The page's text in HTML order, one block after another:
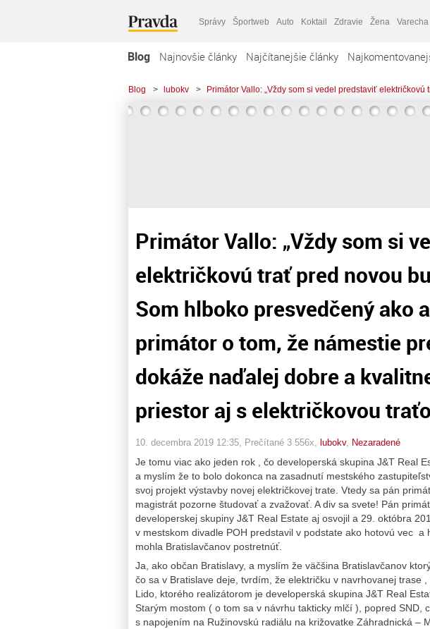
Správy Športweb Auto Koktail Zdravie Žena Varecha
Blog Najnovšie články Najčítanejšie články
Blog > lubokv > Primátor Vallo: „Vždy som si vedel predstaviť
Primátor Vallo: „Vždy som si
električkovú trať pred novou
Som hlboko presvedčený ako
primátor o tom, že námestie
dokáže naďalej dobre a
priestor aj s električkovou
10. decembra 2019 12:35 , Prečítané 3 556x, lubokv, Nezaradené
Je tomu viac ako jeden rok , čo developerská skupina J&T Real
a myslím že to bolo dokonca na zasadnutí mestského
svoj projekt výstavby novej električkovej trate. Vtedy sa pán
magistrát pozorne študovať a zvažovať. A div sa svete! Pán
developerskej skupiny J&T Real Estate aj osvojil a 29. októbra
v mestskom divadle POH predstavil v podstate ako hotovú vec a
mohla Bratislavčanov postretnúť.
Ja, ako občan Bratislavy, a myslím že väčšina Bratislavčanov
čo sa v Bratislave deje, tvrdím, že električku v navrhovanej trase
Lido, ktorého realizátorom je developerská skupina J&T Real
Starým mostom ( o tom sa v návrhu takticky mlčí ), popred SND,
s napojením na Ružinovskú radiálu na križovatke Záhradnická –